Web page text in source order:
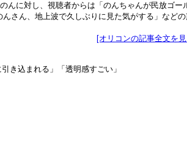
んに対し、視聴者からは「のんちゃんが民放
さん、地上波で久しぶりに見た気がする」などの
[オリコンの記事全文を
き込まれる」「透明感すごい」